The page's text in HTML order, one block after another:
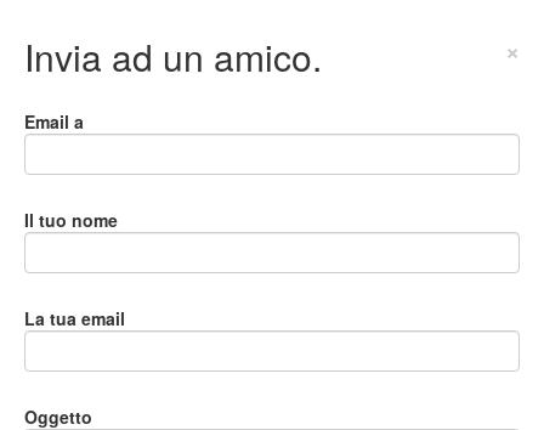
Invia ad un amico. ×
Email a
Il tuo nome
La tua email
Oggetto